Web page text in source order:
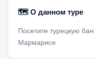
🗺️ О данном туре
Посетите турецкую
Мармарисе